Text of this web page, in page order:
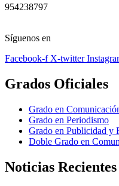
954238797
Síguenos en
Facebook-f X-twitter
Grados Oficiales
Grado en
Grado en Periodismo
Grado en Publicidad y
Doble Grado en
Noticias Recientes